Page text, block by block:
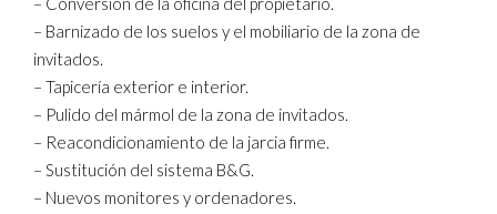
– Barnizado de los suelos y el mobiliario de la zona de
invitados.
– Tapicería exterior e interior.
– Pulido del mármol de la zona de invitados.
– Reacondicionamiento de la jarcia firme.
– Sustitución del sistema B&G.
– Nuevos monitores y ordenadores.